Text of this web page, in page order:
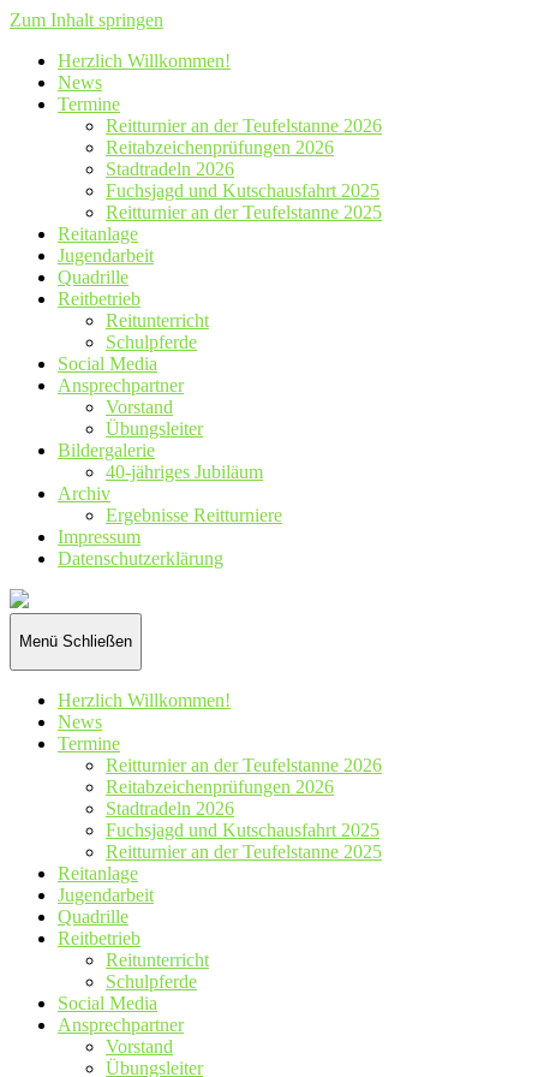
Zum Inhalt springen
Herzlich Willkommen!
News
Termine
Reitturnier an der Teufelstanne 2026
Reitabzeichenprüfungen 2026
Stadtradeln 2026
Fuchsjagd und Kutschausfahrt 2025
Reitturnier an der Teufelstanne 2025
Reitanlage
Jugendarbeit
Quadrille
Reitbetrieb
Reitunterricht
Schulpferde
Social Media
Ansprechpartner
Vorstand
Übungsleiter
Bildergalerie
40-jähriges Jubiläum
Archiv
Ergebnisse Reitturniere
Impressum
Datenschutz­erklärung
Reiterverein
St.
Hubertus
Menü Schließen
Herzlich Willkommen!
News
Termine
Reitturnier an der Teufelstanne 2026
Reitabzeichenprüfungen 2026
Stadtradeln 2026
Fuchsjagd und Kutschausfahrt 2025
Reitturnier an der Teufelstanne 2025
Reitanlage
Jugendarbeit
Quadrille
Reitbetrieb
Reitunterricht
Schulpferde
Social Media
Ansprechpartner
Vorstand
Übungsleiter